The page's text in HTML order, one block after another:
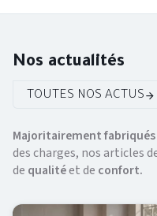
Nos actualités
TOUTES NOS ACTUS
Majoritairement fabriqués
des charges, nos articles
de qualitéet de confort.